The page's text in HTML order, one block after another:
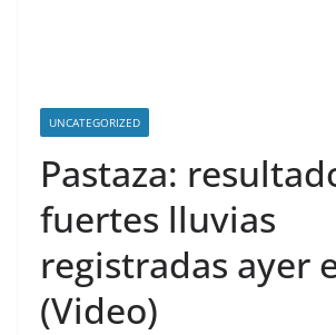
UNCATEGORIZED
Pastaza:
fuertes lluvias
registradas ayer
(Video)